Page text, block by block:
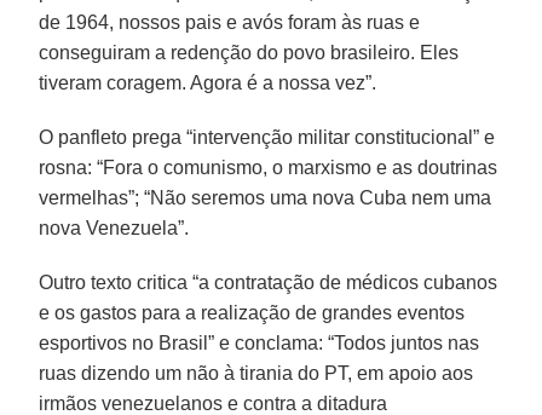
de 1964, nossos pais e avós foram às ruas e
conseguiram a redenção do povo brasileiro. Eles
tiveram coragem. Agora é a nossa vez”.
O panfleto prega “intervenção militar constitucional” e
rosna: “Fora o comunismo, o marxismo e as doutrinas
vermelhas”; “Não seremos uma nova Cuba nem uma
nova Venezuela”.
Outro texto critica “a contratação de médicos cubanos
e os gastos para a realização de grandes eventos
esportivos no Brasil” e conclama: “Todos juntos nas
ruas dizendo um não à tirania do PT, em apoio aos
irmãos venezuelanos e contra a ditadura